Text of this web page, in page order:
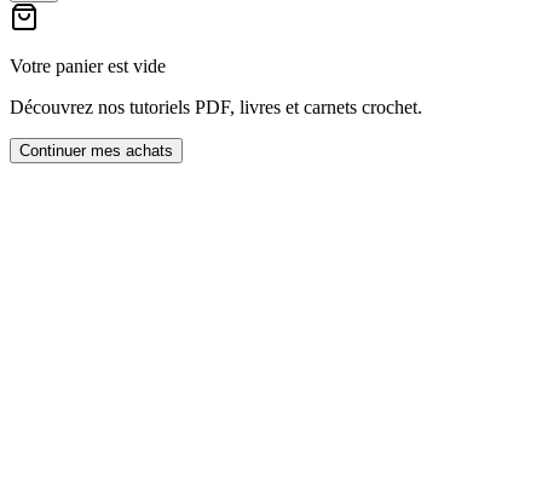
Votre panier est vide
Découvrez nos tutoriels PDF, livres et carnets crochet.
Continuer mes achats